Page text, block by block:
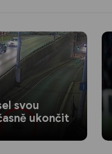
svou
ukončit